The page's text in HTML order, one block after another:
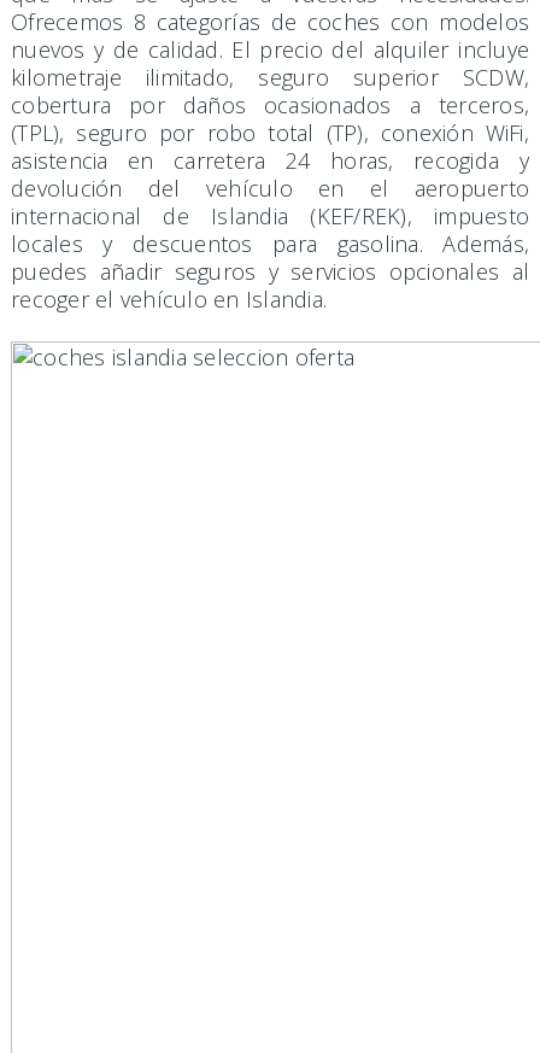
Ofrecemos 8 categorías de coches con modelos
nuevos y de calidad. El precio del alquiler incluye
kilometraje ilimitado, seguro superior SCDW,
cobertura por daños ocasionados a terceros,
(TPL), seguro por robo total (TP), conexión WiFi,
asistencia en carretera 24 horas, recogida y
devolución del vehículo en el aeropuerto
internacional de Islandia (KEF/REK), impuesto
locales y descuentos para gasolina. Además,
puedes añadir seguros y servicios opcionales al
recoger el vehículo en Islandia.